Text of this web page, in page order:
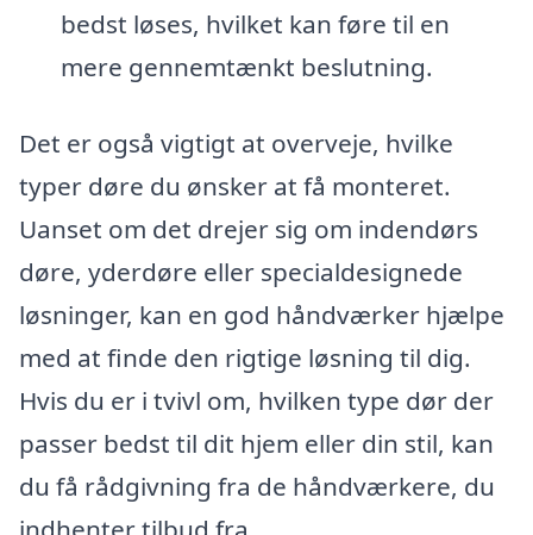
bedst løses, hvilket kan føre til en
mere gennemtænkt beslutning.
Det er også vigtigt at overveje, hvilke
typer døre du ønsker at få monteret.
Uanset om det drejer sig om indendørs
døre, yderdøre eller specialdesignede
løsninger, kan en god håndværker hjælpe
med at finde den rigtige løsning til dig.
Hvis du er i tvivl om, hvilken type dør der
passer bedst til dit hjem eller din stil, kan
du få rådgivning fra de håndværkere, du